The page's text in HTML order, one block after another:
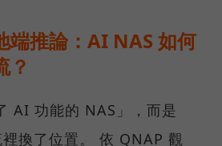
端推論：AI NAS 如何
？
AI 功能的 NAS」，而是
換了位置。 依 QNAP 觀